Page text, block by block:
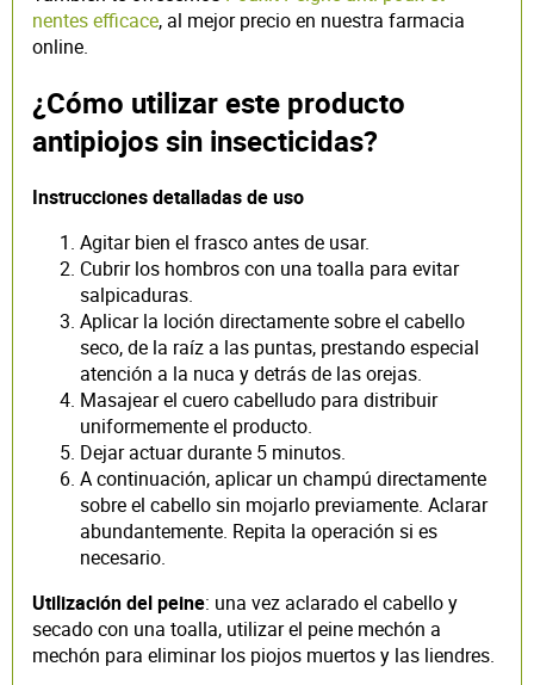
nentes efficace, al mejor precio en nuestra farmacia
online.
¿Cómo utilizar este producto
antipiojos sin insecticidas?
Instrucciones detalladas de uso
Agitar bien el frasco antes de usar.
Cubrir los hombros con una toalla para evitar
salpicaduras.
Aplicar la loción directamente sobre el cabello
seco, de la raíz a las puntas, prestando especial
atención a la nuca y detrás de las orejas.
Masajear el cuero cabelludo para distribuir
uniformemente el producto.
Dejar actuar durante 5 minutos.
A continuación, aplicar un champú directamente
sobre el cabello sin mojarlo previamente. Aclarar
abundantemente. Repita la operación si es
necesario.
Utilización del peine: una vez aclarado el cabello y
secado con una toalla, utilizar el peine mechón a
mechón para eliminar los piojos muertos y las liendres.